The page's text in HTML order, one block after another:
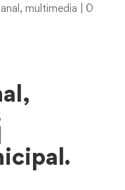
, multimedia
0